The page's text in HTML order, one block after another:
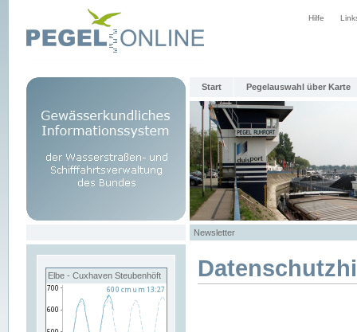
Hilfe
Start Pegelauswahl über Karte
Newsletter
Elbe - Cuxhaven Steubenhöft